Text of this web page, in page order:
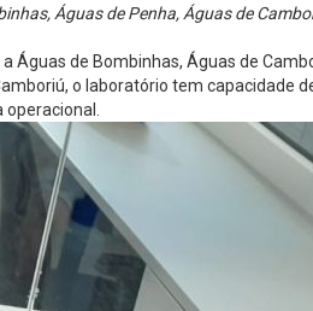
Águas de Penha, Águas de
Águas de Bombinhas, Águas de
o laboratório tem